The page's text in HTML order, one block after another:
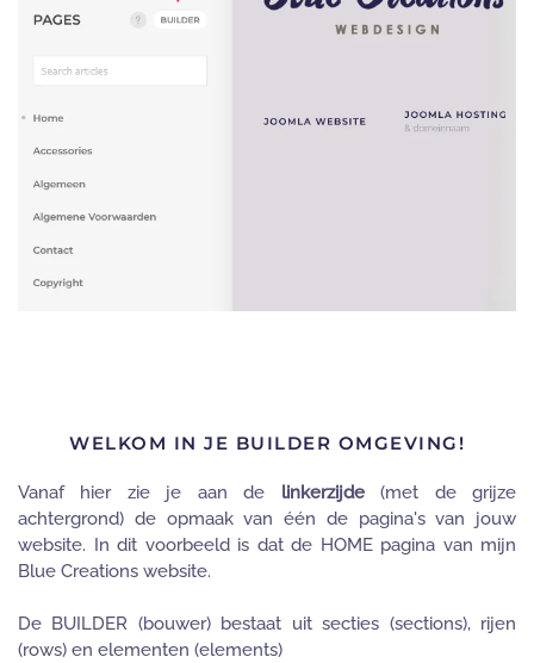
WELKOM IN JE BUILDER OMGEVING!
Vanaf hier zie je aan de linkerzijde(met de grijze
achtergrond) de opmaak van één de pagina's van jouw
website. In dit voorbeeld is dat de HOME pagina van mijn
Blue Creations website.
De BUILDER (bouwer) bestaat uit secties (sections), rijen
(rows) en elementen (elements)